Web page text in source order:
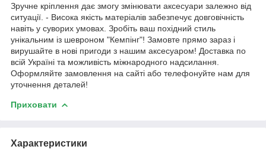
Зручне кріплення дає змогу змінювати аксесуари залежно від
ситуації. - Висока якість матеріалів забезпечує довговічність
навіть у суворих умовах. Зробіть ваш похідний стиль
унікальним із шевроном "Кемпінг"! Замовте прямо зараз і
вирушайте в нові пригоди з нашим аксесуаром! Доставка по
всій Україні та можливість міжнародного надсилання.
Оформляйте замовлення на сайті або телефонуйте нам для
уточнення деталей!
Приховати
Характеристики